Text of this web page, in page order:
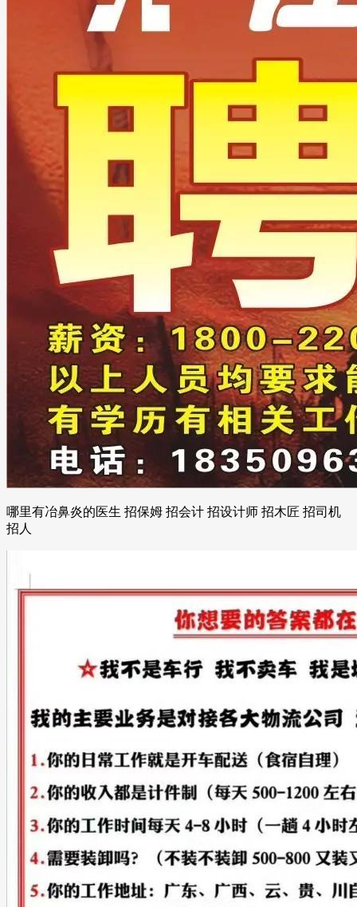
哪里有冶鼻炎的医生 招保姆 招会计 招设计师 招木匠 招司机
招人